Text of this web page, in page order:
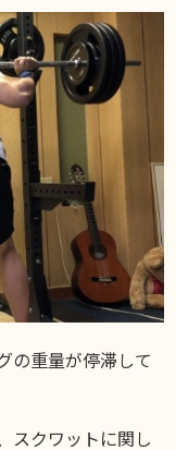
の重量が停滞して
スクワットに関し